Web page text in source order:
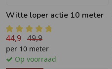
Witte loper actie 10 meter
44,9 49,9
per 10 meter
Op voorraad